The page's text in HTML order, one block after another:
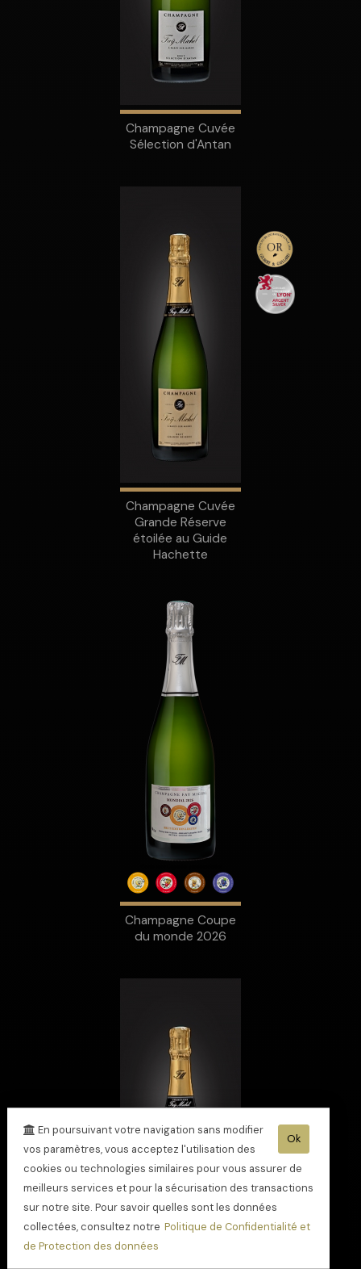
Champagne Cuvée
Sélection d'Antan
Champagne Cuvée
Grande Réserve
étoilée au Guide
Hachette
Champagne Coupe
du monde 2026
Ok
En poursuivant votre navigation sans modifier
vos paramètres, vous acceptez l'utilisation des
cookies ou technologies similaires pour vous assurer de
meilleurs services et pour la sécurisation des transactions
sur notre site. Pour savoir quelles sont les données
collectées, consultez notre Politique de Confidentialité et
de Protection des données